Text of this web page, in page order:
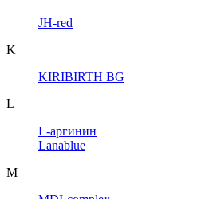
JH-red
K
KIRIBIRTH BG
L
L-аргинин
Lanablue
M